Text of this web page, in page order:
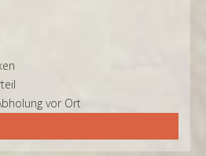
vor Ort